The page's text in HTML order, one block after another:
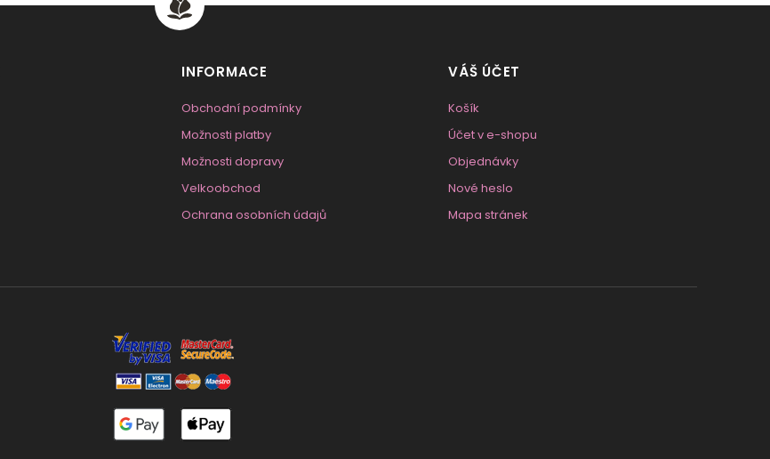
INFORMACE
Obchodní podmínky
Možnosti platby
Možnosti dopravy
Velkoobchod
Ochrana osobních údajů
VÁŠ ÚČET
Košík
Účet v e-shopu
Objednávky
Nové heslo
Mapa stránek